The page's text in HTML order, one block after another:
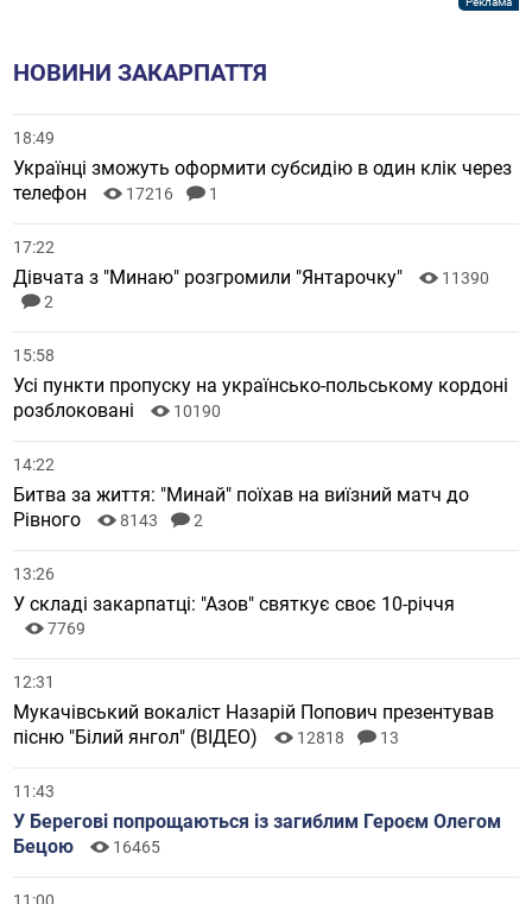
НОВИНИ ЗАКАРПАТТЯ
18:49
Українці зможуть оформити субсидію в один клік через
телефон
17216 1
17:22
Дівчата з "Минаю" розгромили "Янтарочку"
11390
2
15:58
Усі пункти пропуску на українсько-польському кордоні
розблоковані
10190
14:22
Битва за життя: "Минай" поїхав на виїзний матч до
Рівного
8143 2
13:26
У складі закарпатці: "Азов" святкує своє 10-річчя
7769
12:31
Мукачівський вокаліст Назарій Попович презентував
пісню "Білий янгол" (ВІДЕО)
12818 13
11:43
У Берегові попрощаються із загиблим Героєм Олегом
Бецою
16465